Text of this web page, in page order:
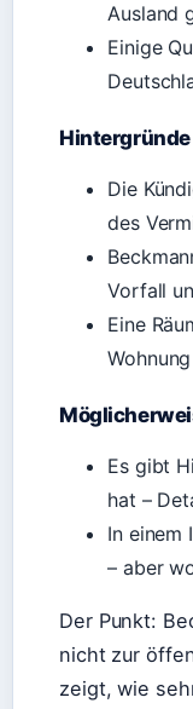
Ausland
Einige
Die
des
Vorfall
Eine
Es gibt
hat –
In einem
– aber
Der Punkt:
nicht zur
zeigt, wie